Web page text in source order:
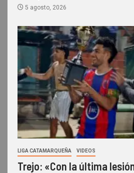
5 agosto, 2026
LIGA CATAMARQUEÑA VIDEOS
Trejo: «Con la última